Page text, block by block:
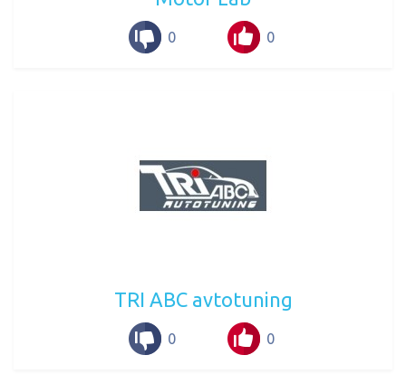
0 0
TRI ABC avtotuning
0 0